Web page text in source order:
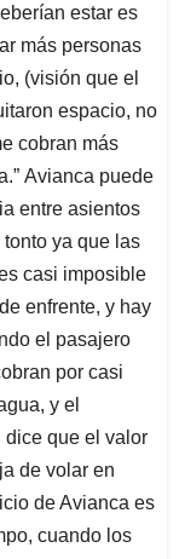
estar es
más personas
(visión que el
espacio, no
cobran más
Avianca puede
entre asientos
ya que las
casi imposible
enfrente, y hay
el pasajero
por casi
y el
dice que el valor
de volar en
de Avianca es
cuando los